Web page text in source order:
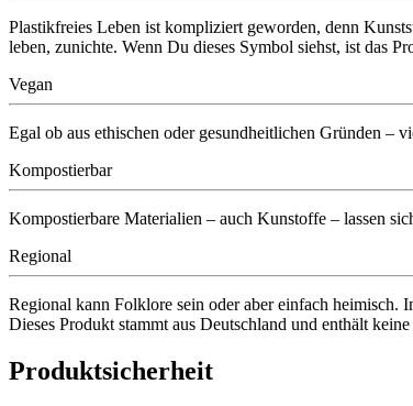
Plastikfreies Leben ist kompliziert geworden, denn
leben, zunichte. Wenn Du dieses Symbol siehst, ist das
Vegan
Egal ob aus ethischen oder gesundheitlichen Gründen –
Kompostierbar
Kompostierbare Materialien – auch Kunstoffe – lassen
Regional
Regional kann Folklore sein oder aber einfach heimisch.
Dieses Produkt stammt aus Deutschland und enthält
Produktsicherheit